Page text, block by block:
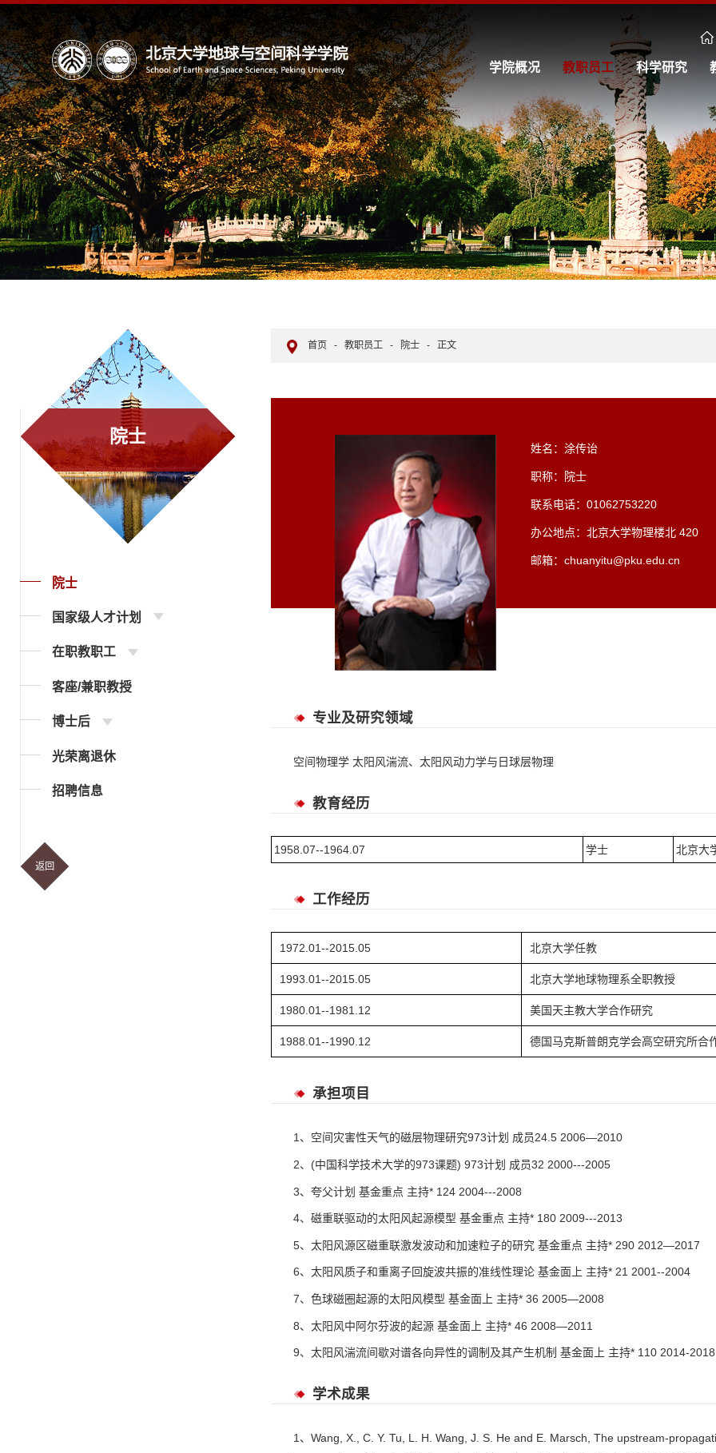
学院概况 教职员工 科学研究
院士
院士
国家级人才计划
在职教职工
客座/兼职教授
博士后
光荣离退休
招聘信息
返回
首页 - 教职员工 - 院士 - 正文
姓名：涂传诒
职称：院士
联系电话：01062753220
办公地点：北京大学物理楼北 420
邮箱：chuanyitu@pku.edu.cn
专业及研究领域
空间物理学 太阳风湍流、太阳风动力学与日球层物理
教育经历
1958.07--1964.07 学士 北京大
工作经历
1972.01--2015.05 北京大学任教
1993.01--2015.05 北京大学地球物理系全职教授
1980.01--1981.12 美国天主教大学合作研究
1988.01--1990.12 德国马克斯普朗克学会高空研究所合
承担项目
1、空间灾害性天气的磁层物理研究973计划 成员24.5 2006—2010
2、(中国科学技术大学的973课题) 973计划 成员32 2000---2005
3、夸父计划 基金重点 主持* 124 2004---2008
4、磁重联驱动的太阳风起源模型 基金重点 主持* 180 2009---2013
5、太阳风源区磁重联激发波动和加速粒子的研究 基金重点 主持* 290 2012—2017
6、太阳风质子和重离子回旋波共振的准线性理论 基金面上 主持* 21 2001--2004
7、色球磁圈起源的太阳风模型 基金面上 主持* 36 2005—2008
8、太阳风中阿尔芬波的起源 基金面上 主持* 46 2008—2011
9、太阳风湍流间歇对谱各向异性的调制及其产生机制 基金面上 主持* 110 2014-2018
学术成果
1、Wang, X., C. Y. Tu, L. H. Wang, J. S. He and E. Marsch, The upstream-